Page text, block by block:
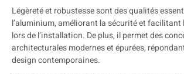
Légèreté et robustesse sont des qualités
l’aluminium, améliorant la sécurité et
lors de l’installation. De plus, il permet des
architecturales modernes et épurées,
design contemporaines.